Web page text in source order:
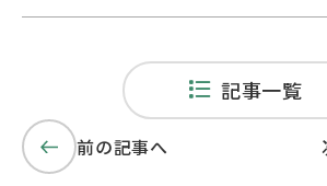
前の記事へ
記事一覧